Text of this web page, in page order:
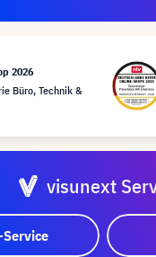
2026
Büro, Technik &
visunext